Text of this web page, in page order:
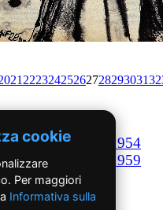
21 2223242526272829303132
Anno1953 1954
Anno1958 1959
cookie
Per maggiori
Informativa sulla